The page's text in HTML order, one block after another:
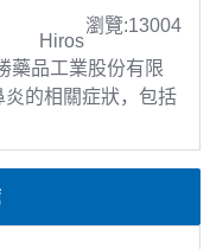
瀏覽:13004
Hiros
藥品工業股份有限
的相關症狀，包括